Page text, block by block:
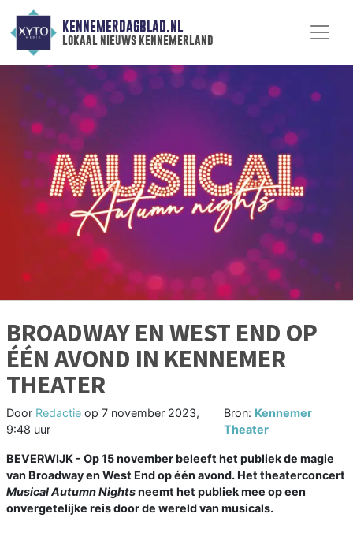
KENNEMERDAGBLAD.NL
lokaal nieuws kennemerland
BROADWAY EN WEST END OP
ÉÉN AVOND IN KENNEMER
THEATER
Door Redactie op 7 november 2023,
9:48 uur
Bron: Kennemer
Theater
BEVERWIJK - Op 15 november beleeft het publiek de magie
van Broadway en West End op één avond. Het theaterconcert
Musical Autumn Nightsneemt het publiek mee op een
onvergetelijke reis door de wereld van musicals.